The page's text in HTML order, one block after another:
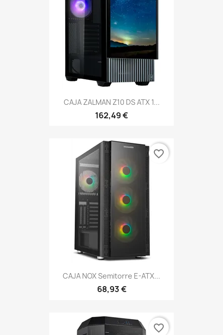
CAJA ZALMAN Z10 DS ATX 1...
162,49 €
CAJA NOX Semitorre E-ATX...
68,93 €
favorite_border
favorite_border